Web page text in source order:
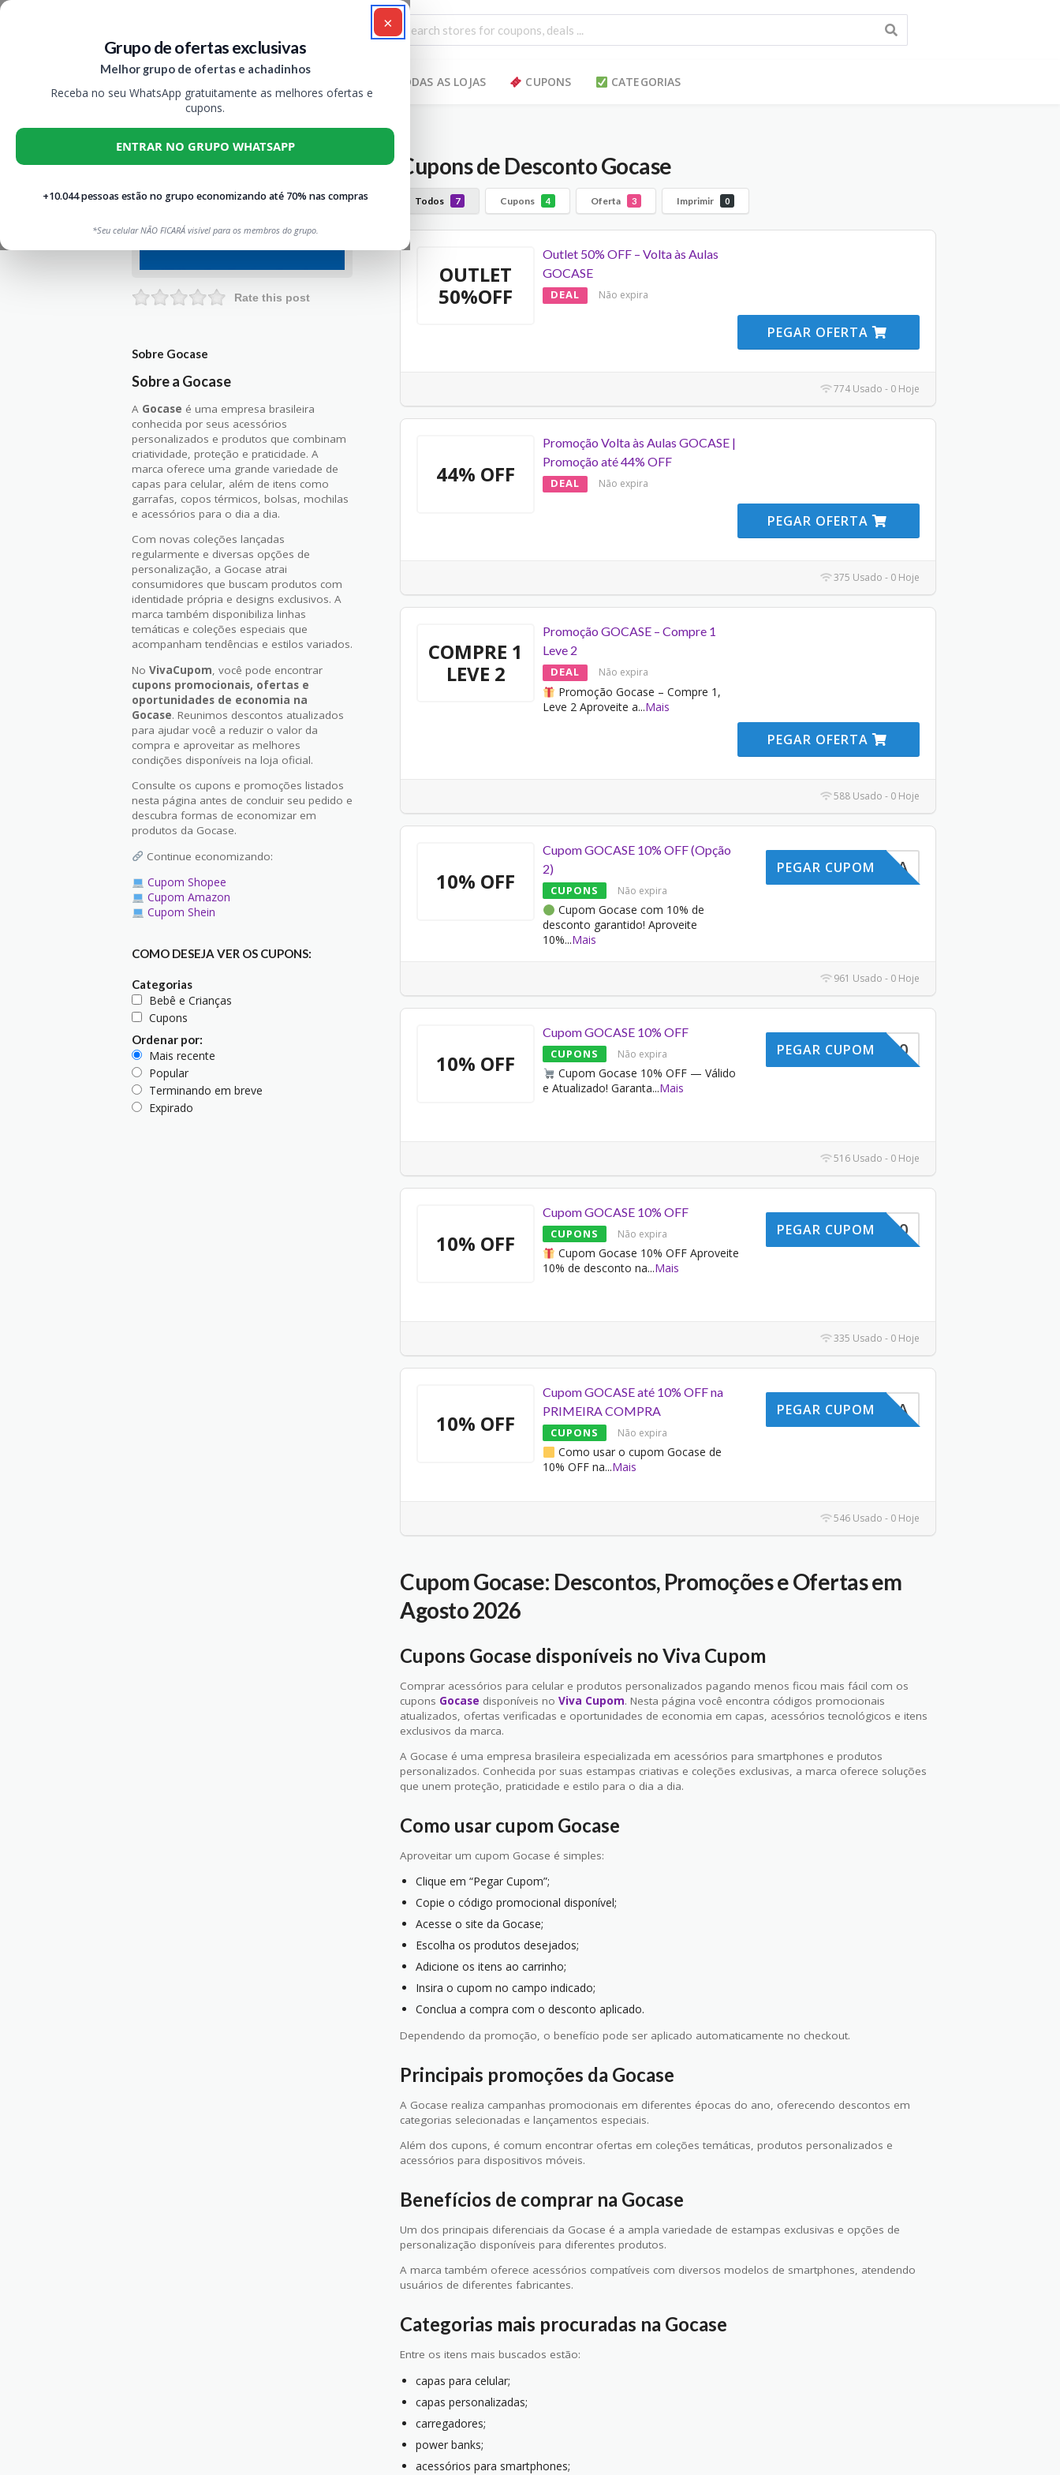
×
Grupo de ofertas exclusivas
Melhor grupo de ofertas e achadinhos
Receba no seu WhatsApp gratuitamente as melhores ofertas e
cupons.
ENTRAR NO GRUPO WHATSAPP
+10.044 pessoas estão no grupo economizando até 70% nas compras
*Seu celular NÃO FICARÁ visível para os membros do grupo.
TODAS AS LOJAS CUPONS CATEGORIAS
Cupons de Desconto Gocase
Todos 7 Cupons 4 Oferta 3 Imprimir 0
OUTLET
50%OFF
Outlet 50% OFF – Volta às Aulas
GOCASE
DEAL Não expira
PEGAR OFERTA
774 Usado - 0 Hoje
44% OFF
Promoção Volta às Aulas GOCASE |
Promoção até 44% OFF
DEAL Não expira
PEGAR OFERTA
375 Usado - 0 Hoje
COMPRE 1
LEVE 2
Promoção GOCASE – Compre 1
Leve 2
DEAL Não expira
Promoção Gocase – Compre 1,
Leve 2 Aproveite a...Mais
PEGAR OFERTA
588 Usado - 0 Hoje
10% OFF
Cupom GOCASE 10% OFF (Opção
2)
CUPONS Não expira
Cupom Gocase com 10% de
desconto garantido! Aproveite
10%...Mais
ESTREIA
PEGAR CUPOM
961 Usado - 0 Hoje
10% OFF
Cupom GOCASE 10% OFF
CUPONS Não expira
Cupom Gocase 10% OFF — Válido
e Atualizado! Garanta...Mais
ELCOME10
PEGAR CUPOM
516 Usado - 0 Hoje
10% OFF
Cupom GOCASE 10% OFF
CUPONS Não expira
Cupom Gocase 10% OFF Aproveite
10% de desconto na...Mais
FICA10
PEGAR CUPOM
335 Usado - 0 Hoje
10% OFF
Cupom GOCASE até 10% OFF na
PRIMEIRA COMPRA
CUPONS Não expira
Como usar o cupom Gocase de
10% OFF na...Mais
PRIMEIRA
PEGAR CUPOM
546 Usado - 0 Hoje
Cupom Gocase: Descontos, Promoções e Ofertas em
Agosto 2026
Cupons Gocase disponíveis no Viva Cupom
Comprar acessórios para celular e produtos personalizados pagando menos ficou mais fácil com os
cupons Gocase disponíveis no Viva Cupom. Nesta página você encontra códigos promocionais
atualizados, ofertas verificadas e oportunidades de economia em capas, acessórios tecnológicos e itens
exclusivos da marca.
A Gocase é uma empresa brasileira especializada em acessórios para smartphones e produtos
personalizados. Conhecida por suas estampas criativas e coleções exclusivas, a marca oferece soluções
que unem proteção, praticidade e estilo para o dia a dia.
Como usar cupom Gocase
Aproveitar um cupom Gocase é simples:
Clique em “Pegar Cupom”;
Copie o código promocional disponível;
Acesse o site da Gocase;
Escolha os produtos desejados;
Adicione os itens ao carrinho;
Insira o cupom no campo indicado;
Conclua a compra com o desconto aplicado.
Dependendo da promoção, o benefício pode ser aplicado automaticamente no checkout.
Principais promoções da Gocase
A Gocase realiza campanhas promocionais em diferentes épocas do ano, oferecendo descontos em
categorias selecionadas e lançamentos especiais.
Além dos cupons, é comum encontrar ofertas em coleções temáticas, produtos personalizados e
acessórios para dispositivos móveis.
Benefícios de comprar na Gocase
Um dos principais diferenciais da Gocase é a ampla variedade de estampas exclusivas e opções de
personalização disponíveis para diferentes produtos.
A marca também oferece acessórios compatíveis com diversos modelos de smartphones, atendendo
usuários de diferentes fabricantes.
Categorias mais procuradas na Gocase
Entre os itens mais buscados estão:
capas para celular;
capas personalizadas;
carregadores;
power banks;
acessórios para smartphones;
Rate this post
Sobre Gocase
Sobre a Gocase
A Gocase é uma empresa brasileira
conhecida por seus acessórios
personalizados e produtos que combinam
criatividade, proteção e praticidade. A
marca oferece uma grande variedade de
capas para celular, além de itens como
garrafas, copos térmicos, bolsas, mochilas
e acessórios para o dia a dia.
Com novas coleções lançadas
regularmente e diversas opções de
personalização, a Gocase atrai
consumidores que buscam produtos com
identidade própria e designs exclusivos. A
marca também disponibiliza linhas
temáticas e coleções especiais que
acompanham tendências e estilos variados.
No VivaCupom, você pode encontrar
cupons promocionais, ofertas e
oportunidades de economia na
Gocase. Reunimos descontos atualizados
para ajudar você a reduzir o valor da
compra e aproveitar as melhores
condições disponíveis na loja oficial.
Consulte os cupons e promoções listados
nesta página antes de concluir seu pedido e
descubra formas de economizar em
produtos da Gocase.
Continue economizando:
Cupom Shopee
Cupom Amazon
Cupom Shein
COMO DESEJA VER OS CUPONS:
Categorias
Bebê e Crianças
Cupons
Ordenar por:
Mais recente
Popular
Terminando em breve
Expirado